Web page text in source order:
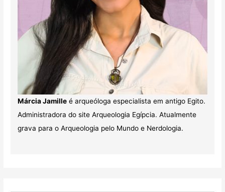
Márcia Jamilleé arqueóloga especialista em antigo Egito.
Administradora do site Arqueologia Egípcia. Atualmente
grava para o Arqueologia pelo Mundo e Nerdologia.